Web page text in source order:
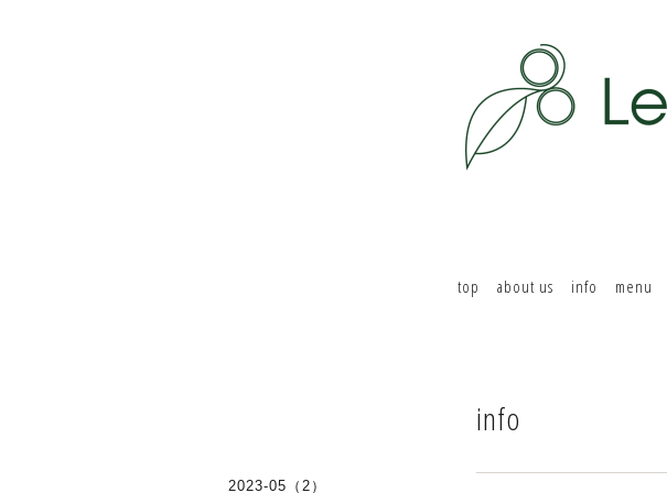
top about us info menu
info
2023-05（2）